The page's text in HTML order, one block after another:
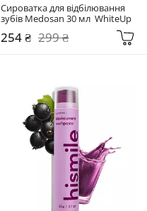
Сироватка для відбілювання
зубів Medosan 30 мл  WhiteUp
254 ₴ 299 ₴